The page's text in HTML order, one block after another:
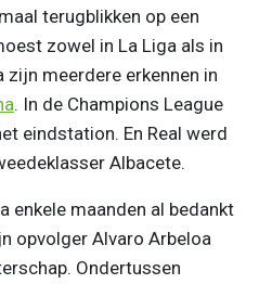
terugblikken op een
zowel in La Liga als in
zijn meerdere erkennen in
. In de Champions League
eindstation. En Real werd
Albacete.
enkele maanden al bedankt
opvolger Alvaro Arbeloa
Ondertussen